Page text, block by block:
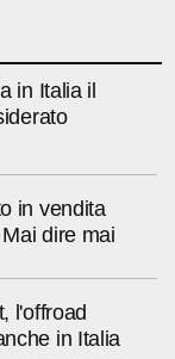
in Italia il
in vendita
dire mai
l'offroad
in Italia